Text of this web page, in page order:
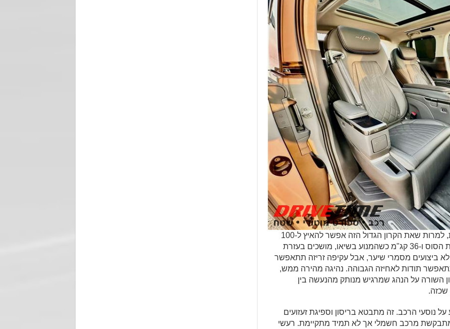
אבל מיפה היא לא מכונית ספורט דינמית, למרות שאת הקרון הגדול הזה אפשר להאיץ ל-100
קמ"ש מעמידה תוך 9.2 שניות. 245 כוחות הסוס ו-36 קג"מ כשהמנוע בשיאו, מושכים בעזרת
ביצועים מסמרי שיער, אבל עקיפה זריזה תתאפשר
תודות לאחיזה הגבוהה. נהיגה מהירה ממש,
השורה על הנהג שמרגיש מנותק מהנעשה בין
שכזה.
על נוסעי הרכב. זה מתבטא בריסון וספיגת זעזועים
מרכב חשמלי אך לא תמיד מתקיימת. רעשי